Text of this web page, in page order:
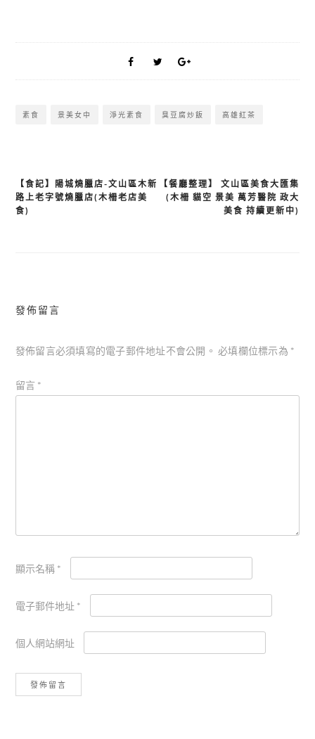
素食 景美女中 淨光素食 臭豆腐炒飯 高雄紅茶
文
章
【食記】陽城燒臘店-文山區木新
路上老字號燒臘店(木柵老店美
食)
【餐廳整理】 文山區美食大匯集
(木柵 貓空 景美 萬芳醫院 政大
美食 持續更新中)
發佈留言
發佈留言必須填寫的電子郵件地址不會公開。 必填欄位標示為 *
留言 *
顯示名稱 *
電子郵件地址 *
個人網站網址